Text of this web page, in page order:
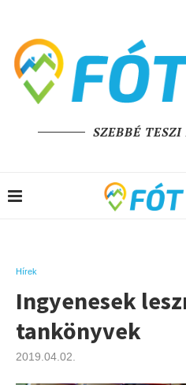
SZEBBÉ
Hírek
Ingyenesek
tankönyvek
2019.04.02.